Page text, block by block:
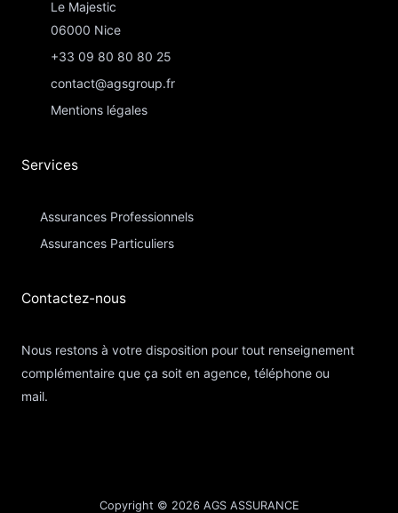
Le Majestic
06000 Nice
+33 09 80 80 80 25
contact@agsgroup.fr
Mentions légales
Services
Assurances Professionnels
Assurances Particuliers​
Contactez-nous​
Nous restons à votre disposition pour tout renseignement
complémentaire que ça soit en agence, téléphone ou
mail.
Copyright © 2026 AGS ASSURANCE